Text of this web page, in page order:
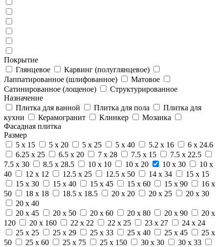
Покрытие
Глянцевое
Карвинг (полуглянцевое)
Лаппатированное (шлифованное)
Матовое
Сатинированное (лощеное)
Структурированное
Назначение
Плитка для ванной
Плитка для пола
Плитка для
кухни
Керамогранит Клинкер
Мозаика
Фасадная плитка
Размер
5 x 15
5 x 20 5 x 25 5 x 40 5.2 x 16
6 x 24.6
6.25 x 25
6.5 x 20 7 x 28 7.5 x 15
7.5 x 22.5
7.5 x 30
8.5 x 28.5 10 x 10 10 x 20 10 x 30
10 x
40
12 x 12 12.5 x 25 12.5 x 50 14 x 34
15 x 15
15 x 30
15 x 40 15 x 45 15 x 60 15 x 90
16 x
50
18 x 18 18.5 x 18.5 20 x 20 20 x 25
20 x 30
20 x 40
20 x 45
20 x 50 20 x 60 20 x 80 20 x 90
20 x
120
20 x 160 22 x 22 22 x 25 23 x 27
24 x 24
25 x 25
25 x 29 25 x 33 25 x 40 25 x 45
25 x
50
25 x 60 25 x 75 25 x 150 30 x 30
30 x 33